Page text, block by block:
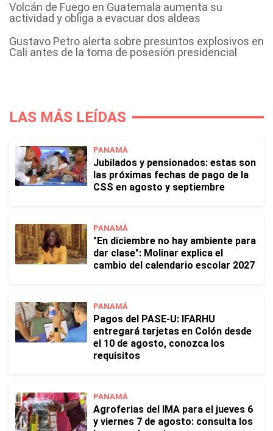
Volcán de Fuego en Guatemala aumenta su
actividad y obliga a evacuar dos aldeas
Gustavo Petro alerta sobre presuntos explosivos en
Cali antes de la toma de posesión presidencial
LAS MÁS LEÍDAS
PANAMÁ
Jubilados y pensionados: estas son
las próximas fechas de pago de la
CSS en agosto y septiembre
PANAMÁ
"En diciembre no hay ambiente para
dar clase": Molinar explica el
cambio del calendario escolar 2027
PANAMÁ
Pagos del PASE-U: IFARHU
entregará tarjetas en Colón desde
el 10 de agosto, conozca los
requisitos
PANAMÁ
Agroferias del IMA para el jueves 6
y viernes 7 de agosto: consulta los